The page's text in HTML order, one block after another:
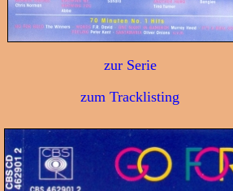
zur Serie
zum Tracklisting